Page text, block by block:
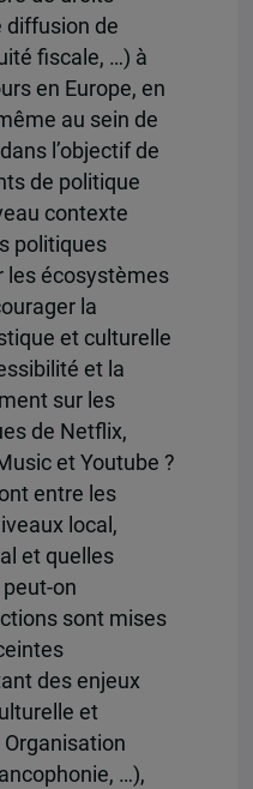
diffusion de
fiscale, …) à
en Europe, en
au sein de
l’objectif de
de politique
contexte
politiques
les écosystèmes
la
et culturelle
et la
sur les
de Netflix,
et Youtube ?
entre les
local,
et quelles
on
sont mises
des enjeux
et
Organisation
…),